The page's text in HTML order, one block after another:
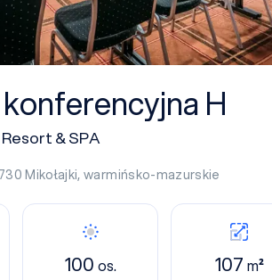
H
Resort & SPA
Mikołajki,warmińsko-mazurskie
100os. 107 m²